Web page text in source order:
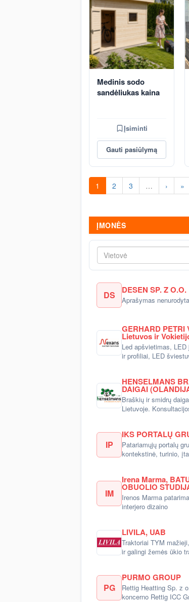
Medinis sodo
sandėliukas kaina
Įsiminti
Gauti pasiūlymą
1 2 3 … › »
ĮMONĖS
Vietovė
DS DESEN SP. Z O.O.
Aprašymas
GERHARD PETRI
Lietuvos ir
Led apšvietimas, LED
ir profiliai, LED
HENSELMANS
DAIGAI
Braškių ir smidrų
Lietuvoje.
IP
IKS PORTALŲ
Patariamųjų portalų
kontekstinė, turinio,
IM
Irena Marma,
OBUOLIO
Irenos Marma
interjero dizaino
LIVILA, UAB
Traktoriai TYM
ir galingi žemės ūkio
PG
PURMO GROUP
Rettig Heatting Sp. z
koncerno Rettig ICC